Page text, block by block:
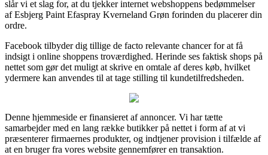
slår vi et slag for, at du tjekker internet webshoppens bedømmelser
af Esbjerg Paint Efaspray Kverneland Grøn forinden du placerer din
ordre.
Facebook tilbyder dig tillige de facto relevante chancer for at få
indsigt i online shoppens troværdighed. Herinde ses faktisk shops på
nettet som gør det muligt at skrive en omtale af deres køb, hvilket
ydermere kan anvendes til at tage stilling til kundetilfredsheden.
Denne hjemmeside er finansieret af annoncer. Vi har tætte
samarbejder med en lang række butikker på nettet i form af at vi
præsenterer firmaernes produkter, og indtjener provision i tilfælde af
at en bruger fra vores website gennemfører en transaktion.